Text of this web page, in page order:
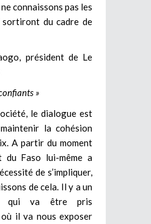
connaissons pas les
sortiront du cadre de
président de Le
»
le dialogue est
la cohésion
A partir du moment
du Faso lui-même a
de s’impliquer,
de cela. Il y a un
qui va être pris
où il va nous exposer